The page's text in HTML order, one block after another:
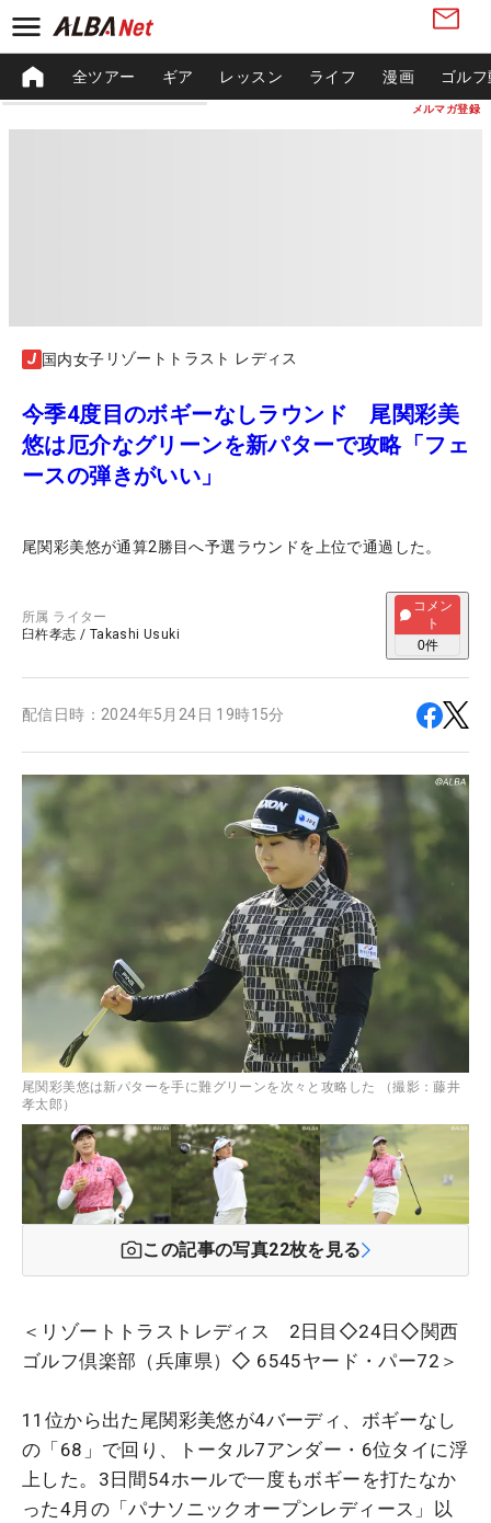
メルマガ登録
全ツアー ギア レッスン ライフ 漫画 ゴル
国内女子 リゾートトラスト レディス
今季4度目のボギーなしラウンド 尾関彩美
悠は厄介なグリーンを新パターで攻略「フェ
ースの弾きがいい」
尾関彩美悠が通算2勝目へ予選ラウンドを上位で通過した。
所属 ライター
臼杵孝志 / Takashi Usuki
コメン
ト
0件
配信日時： 2024年5月24日 19時15分
尾関彩美悠は新パターを手に難グリーンを次々と攻略した （撮影：藤井
孝太郎）
この記事の写真22枚を見る
＜リゾートトラストレディス 2日目◇24日◇関西
ゴルフ倶楽部（兵庫県）◇ 6545ヤード・パー72＞
11位から出た尾関彩美悠が4バーディ、ボギーなし
の「68」で回り、トータル7アンダー・6位タイに浮
上した。3日間54ホールで一度もボギーを打たなか
った4月の「パナソニックオープンレディース」以